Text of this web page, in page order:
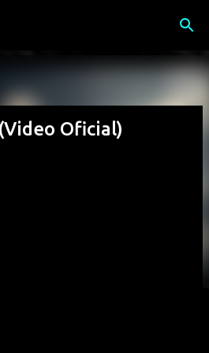
principali
Oficial)